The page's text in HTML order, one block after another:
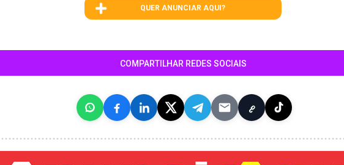
QUER ANUNCIAR AQUI?
COMPARTILHAR REDES SOCIAIS